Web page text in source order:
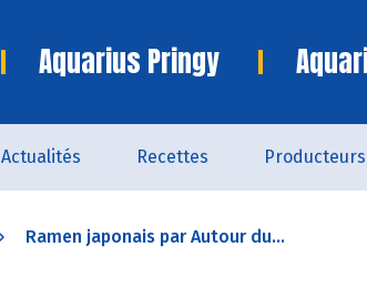
Aquarius Pringy
Actualités Recettes Producteurs
Ramen japonais par Autour du...